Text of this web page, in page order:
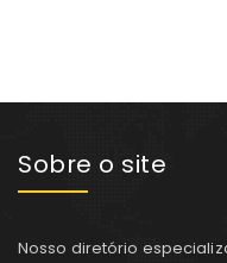
Sobre o site
Nosso diretório